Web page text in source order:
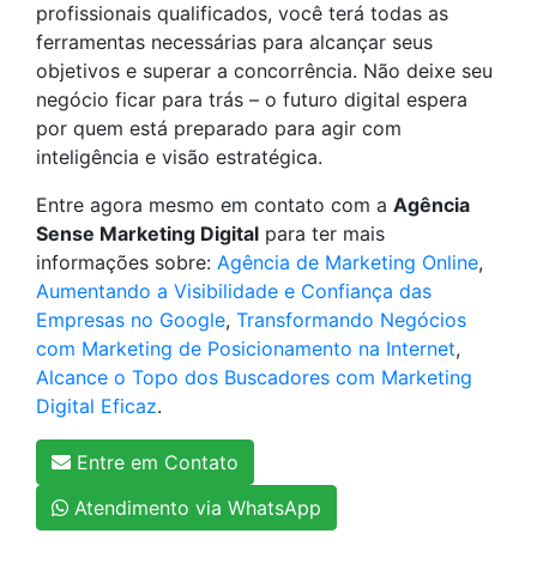
profissionais qualificados, você terá todas as
ferramentas necessárias para alcançar seus
objetivos e superar a concorrência. Não deixe seu
negócio ficar para trás – o futuro digital espera
por quem está preparado para agir com
inteligência e visão estratégica.
Entre agora mesmo em contato com a Agência
Sense Marketing Digital para ter mais
informações sobre: Agência de Marketing Online,
Aumentando a Visibilidade e Confiança das
Empresas no Google, Transformando Negócios
com Marketing de Posicionamento na Internet,
Alcance o Topo dos Buscadores com Marketing
Digital Eficaz.
Entre em Contato
Atendimento via WhatsApp